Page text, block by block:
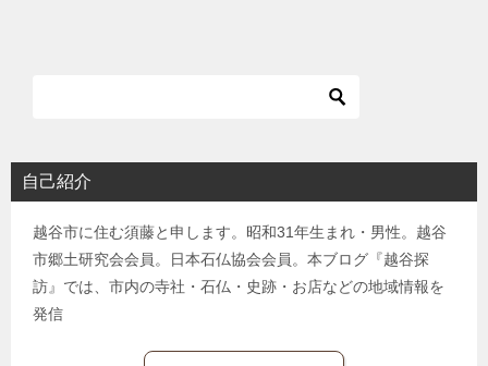
シ自己紹介
越谷市に住む須藤と申します。昭和31年生まれ・男性。越谷
市郷土研究会会員。日本石仏協会会員。本ブログ『越谷探
訪』では、市内の寺社・石仏・史跡・お店などの地域情報を
発信